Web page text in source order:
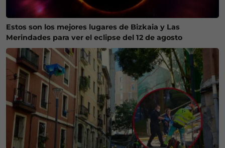
Estos son los mejores lugares de Bizkaia y Las
Merindades para ver el eclipse del 12 de agosto